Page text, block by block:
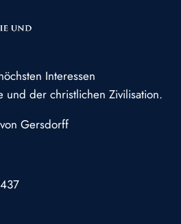
Interessen
und der christlichen Zivilisation.
Gersdorff